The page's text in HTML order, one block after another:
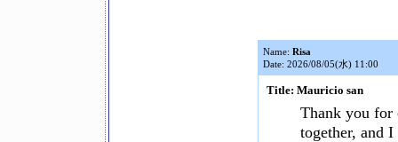
Name: Risa
Date: 2026/08/05(水) 11:00
Title: Mauricio san
Thank you for
together, and